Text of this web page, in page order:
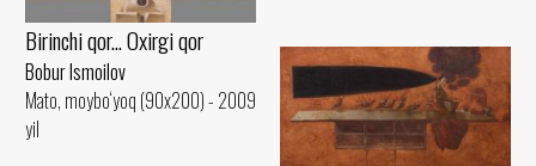
Birinchi qor... Oxirgi qor
Bobur Ismoilov
Mato, moybo‘yoq (90x200) - 2009
yil